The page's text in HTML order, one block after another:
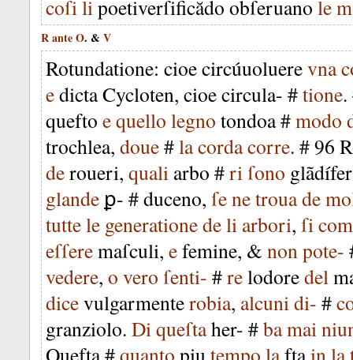
coſilipoetiverſificădo obſeruano le
RanteO. & V
Rotundatione: cioecircúuoluerevna
edictaCycloten, cioecircula- #tione
quefto equello legno tondoa#modo
trochlea, doue#lacordacorre. #96
deroueri, quali arbo #riſono
glande ꝑ- #duceno, ſenetrouade
tuttele generationedeli arbori, ſi
eſſeremaſculi, efemine, & nonpote-
vedere, o vero ſenti- #relodoredel
dicevulgarmenterobia, alcunidi- #
granziolo. Diqueſtaher- #bamai
Quefta#quanto piu tempo laftainla